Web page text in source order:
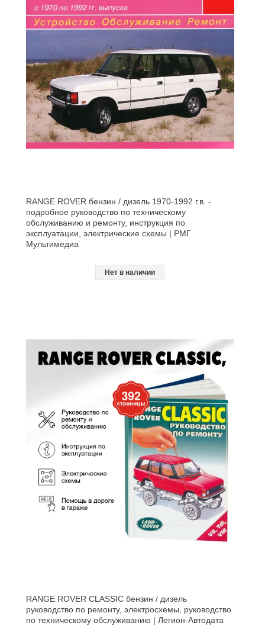
RANGE ROVER бензин / дизель 1970-1992 г.в. -
подробное руководство по техническому
обслуживанию и ремонту, инструкция по
эксплуатации, электрические схемы | РМГ
Мультимедиа
Нет в наличии
RANGE ROVER CLASSIC бензин / дизель
руководство по ремонту, электросхемы, руководство
по техническому обслуживанию | Легион-Aвтодата